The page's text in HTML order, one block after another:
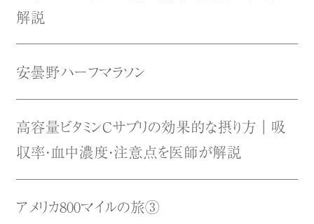
解説
安曇野ハーフマラソン
高容量ビタミンCサプリの効果的な摂り方｜吸
収率・血中濃度・注意点を医師が解説
アメリカ800マイルの旅③